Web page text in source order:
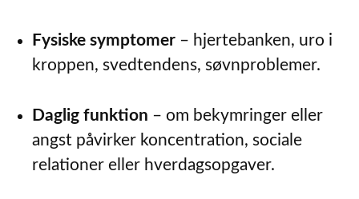
Fysiske symptomer – hjertebanken, uro i
kroppen, svedtendens, søvnproblemer.
Daglig funktion – om bekymringer eller
angst påvirker koncentration, sociale
relationer eller hverdagsopgaver.